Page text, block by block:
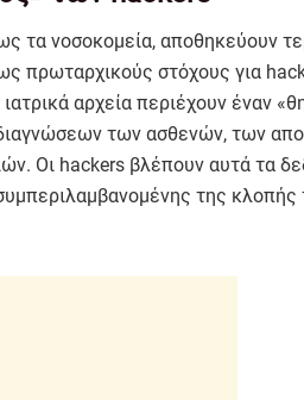
τα νοσοκομεία, αποθηκεύουν
πρωταρχικούς στόχους για
αρχεία περιέχουν έναν
των ασθενών, των
Οι hackers βλέπουν αυτά τα
της κλοπής